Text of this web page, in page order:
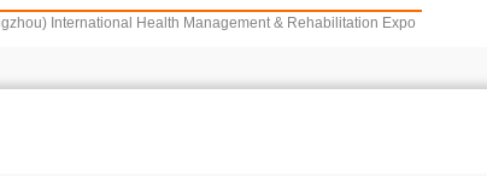
International Health Management & Rehabilitation Expo